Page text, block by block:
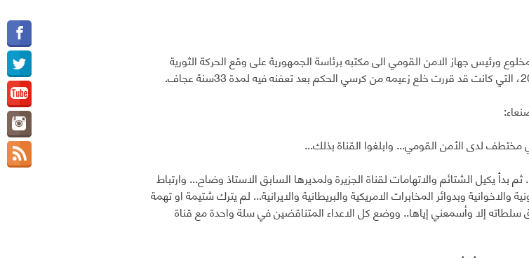
ورئيس جهاز الامن القومي الى مكتبه برئاسة الجمهورية على وقع الحركة الثورية
مختطف لدى الأمن القومي... وابلغوا القناة بذلك...
بدأ يكيل الشتائم والاتهامات لقناة الجزيرة ولمديرها السابق الاستاذ وضاح... وارتباط
والاخوانية وبدوائر المخابرات الامريكية والبريطانية والايرانية... لم يترك شتيمة او تهمة
سلطاته إلا وأسمعني إياها.. ووضع كل الاعداء المتناقضين في سلة واحدة مع قناة